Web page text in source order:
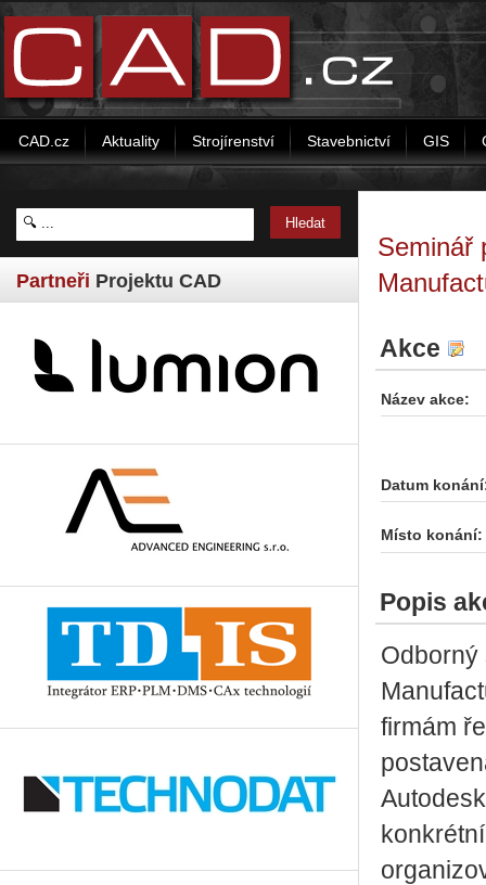
CAD.cz Aktuality Strojírenství Stavebnictví GIS
Partneři Projektu CAD
Seminář
Akce
Název akce:
Datum
Místo konání:
Popis
Odborný
firmám